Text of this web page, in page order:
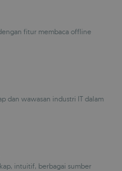
fitur membaca offline
dan wawasan industri IT dalam
intuitif, berbagai sumber